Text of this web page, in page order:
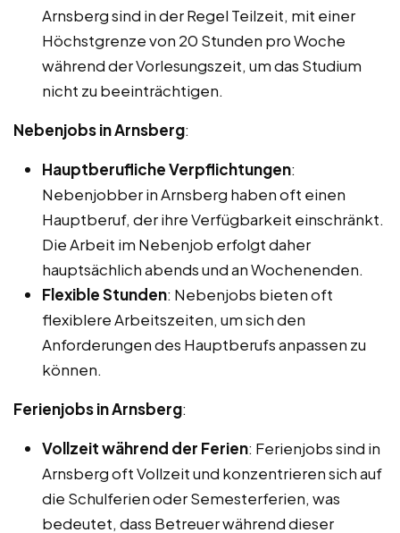
Arnsberg sind in der Regel Teilzeit, mit einer
Höchstgrenze von 20 Stunden pro Woche
während der Vorlesungszeit, um das Studium
nicht zu beeinträchtigen.
Nebenjobs in Arnsberg:
Hauptberufliche Verpflichtungen:
Nebenjobber in Arnsberg haben oft einen
Hauptberuf, der ihre Verfügbarkeit einschränkt.
Die Arbeit im Nebenjob erfolgt daher
hauptsächlich abends und an Wochenenden.
Flexible Stunden: Nebenjobs bieten oft
flexiblere Arbeitszeiten, um sich den
Anforderungen des Hauptberufs anpassen zu
können.
Ferienjobs in Arnsberg:
Vollzeit während der Ferien: Ferienjobs sind in
Arnsberg oft Vollzeit und konzentrieren sich auf
die Schulferien oder Semesterferien, was
bedeutet, dass Betreuer während dieser